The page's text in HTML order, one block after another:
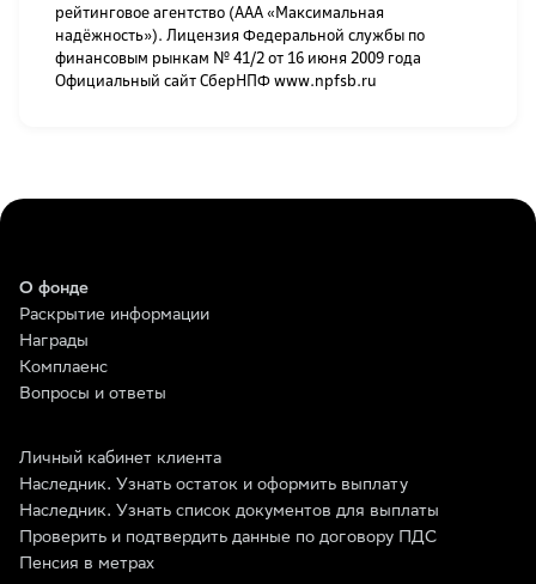
рейтинговое агентство (ААА «Максимальная
надёжность»). Лицензия Федеральной службы по
финансовым рынкам № 41/2 от 16 июня 2009 года
Официальный сайт СберНПФ www.npfsb.ru
О фонде
Раскрытие информации
Награды
Комплаенс
Вопросы и ответы
Личный кабинет клиента
Наследник. Узнать остаток и оформить выплату
Наследник. Узнать список документов для выплаты
Проверить и подтвердить данные по договору ПДС
Пенсия в метрах